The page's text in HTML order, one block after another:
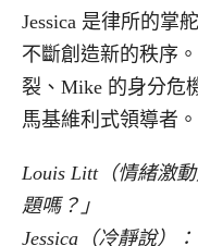
Jessica 是律所的掌
不斷創造新的秩序
裂、Mike 的身分危
馬基維利式領導者。
Louis Litt（情緒激
題嗎？」
Jessica（冷靜說）